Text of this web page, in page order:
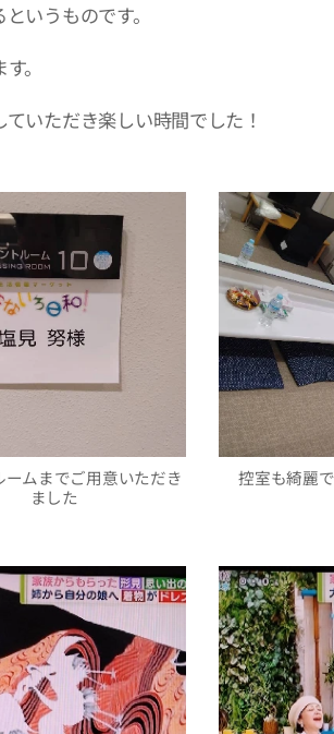
いうものです。
。
いただき楽しい時間でした！
ームまでご用意いただき
ました
控室も綺麗